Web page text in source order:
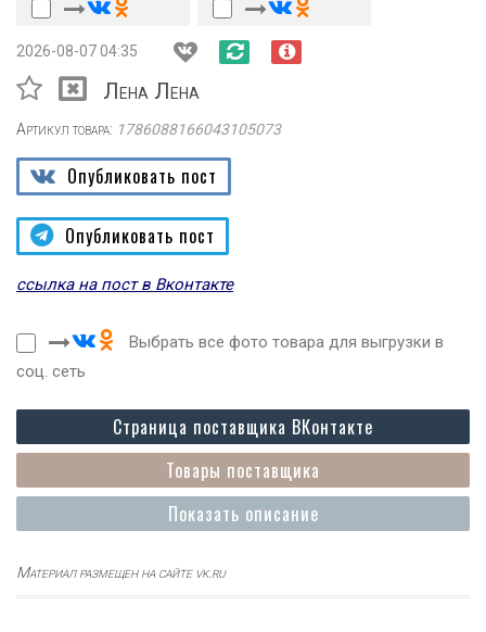
2026-08-07 04:35
Лена Лена
Артикул товара: 1786088166043105073
Опубликовать пост
Опубликовать пост
ссылка на пост в Вконтакте
Выбрать все фото товара для выгрузки в
соц. сеть
Показать описание
Товары поставщика
Страница поставщика ВКонтакте
Материал размещен на сайте vk.ru